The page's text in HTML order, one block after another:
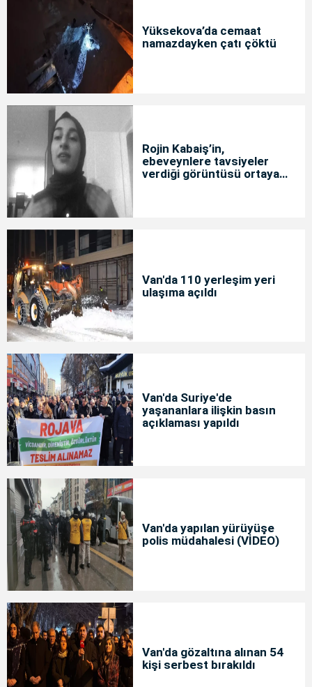
Yüksekova’da cemaat
namazdayken çatı çöktü
Rojin Kabaiş’in,
ebeveynlere tavsiyeler
verdiği görüntüsü ortaya
Van'da 110 yerleşim yeri
ulaşıma açıldı
Van'da Suriye'de
yaşananlara ilişkin basın
açıklaması yapıldı
Van'da yapılan yürüyüşe
polis müdahalesi (VİDEO)
Van'da gözaltına alınan 54
kişi serbest bırakıldı